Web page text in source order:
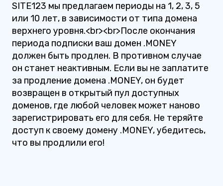
SITE123 мы предлагаем периоды на 1, 2, 3, 5
или 10 лет, в зависимости от типа домена
верхнего уровня.<br><br>После окончания
периода подписки ваш домен .MONEY
должен быть продлен. В противном случае
он станет неактивным. Если вы не заплатите
за продление домена .MONEY, он будет
возвращен в открытый пул доступных
доменов, где любой человек может наново
зарегистрировать его для себя. Не теряйте
доступ к своему домену .MONEY, убедитесь,
что вы продлили его!